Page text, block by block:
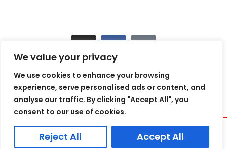
We value your privacy
We use cookies to enhance your browsing
experience, serve personalised ads or content, and
analyse our traffic. By clicking "Accept All", you
consent to our use of cookies.
Reject All Accept All
© 2025 Bullet Liner Latvija / Visas tiesības